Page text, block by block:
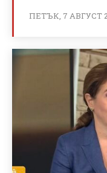
ПЕТЪК, 7 АВГУСТ